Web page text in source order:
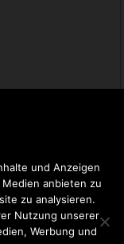
Seo.de
und Anzeigen
anbieten zu
zu analysieren.
Nutzung unserer
Werbung und